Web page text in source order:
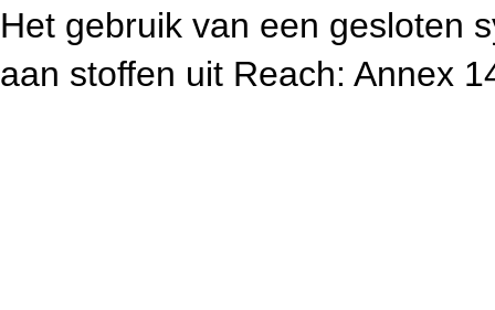
Het gebruik van een gesloten
aan stoffen uit Reach: Annex